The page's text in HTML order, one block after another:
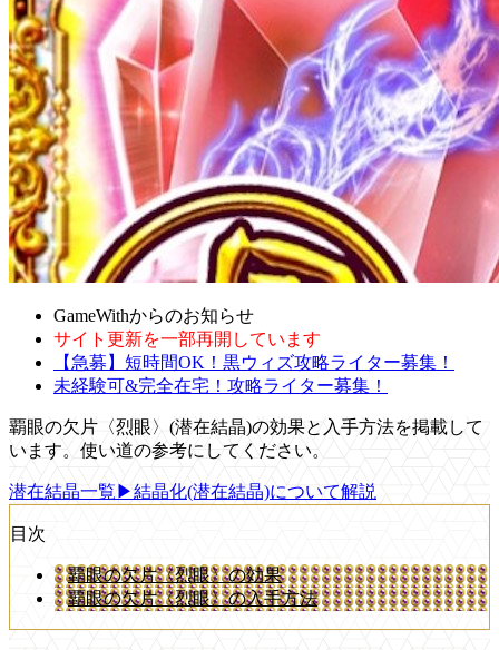
GameWithからのお知らせ
サイト更新を一部再開しています
【急募】短時間OK！黒ウィズ攻略ライター募集！
未経験可&完全在宅！攻略ライター募集！
覇眼の欠片〈烈眼〉(潜在結晶)の効果と入手方法を掲載して
います。使い道の参考にしてください。
潜在結晶一覧 ▶結晶化(潜在結晶)について解説
目次
覇眼の欠片〈烈眼〉の効果
覇眼の欠片〈烈眼〉の入手方法